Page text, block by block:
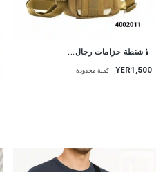
📱شنطة حزامات رجال...
YER1,500 كمية محدودة